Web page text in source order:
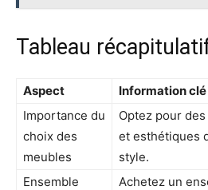
Tableau
Aspect
Information clé
Importance du
choix des
meubles
Optez pour
et esthétiques
style.
Ensemble
Achetez un